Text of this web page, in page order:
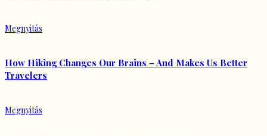
Megnyitás
How Hiking Changes Our Brains – And Makes Us Better
Travelers
Megnyitás